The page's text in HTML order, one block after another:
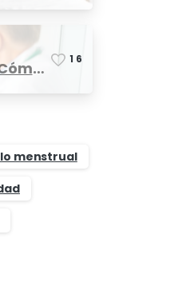
1 6
menstrual